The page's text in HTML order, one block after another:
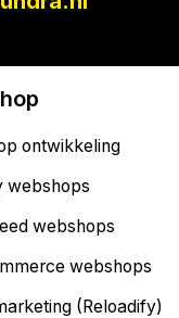
ontwikkeling
webshops
webshops
webshops
(Reloadify)